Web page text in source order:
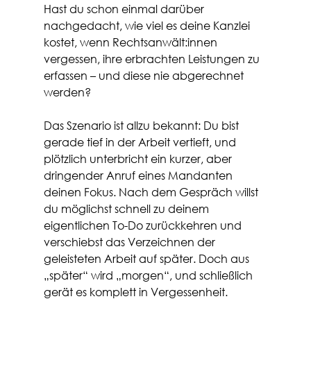
Hast du schon einmal darüber
nachgedacht, wie viel es deine Kanzlei
kostet, wenn Rechtsanwält:innen
vergessen, ihre erbrachten Leistungen zu
erfassen – und diese nie abgerechnet
werden?
Das Szenario ist allzu bekannt: Du bist
gerade tief in der Arbeit vertieft, und
plötzlich unterbricht ein kurzer, aber
dringender Anruf eines Mandanten
deinen Fokus. Nach dem Gespräch willst
du möglichst schnell zu deinem
eigentlichen To-Do zurückkehren und
verschiebst das Verzeichnen der
geleisteten Arbeit auf später. Doch aus
„später“ wird „morgen“, und schließlich
gerät es komplett in Vergessenheit.